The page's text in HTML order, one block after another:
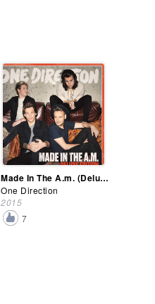
Made In The A.m. (Deluxe Edition)
One Direction
2015
7